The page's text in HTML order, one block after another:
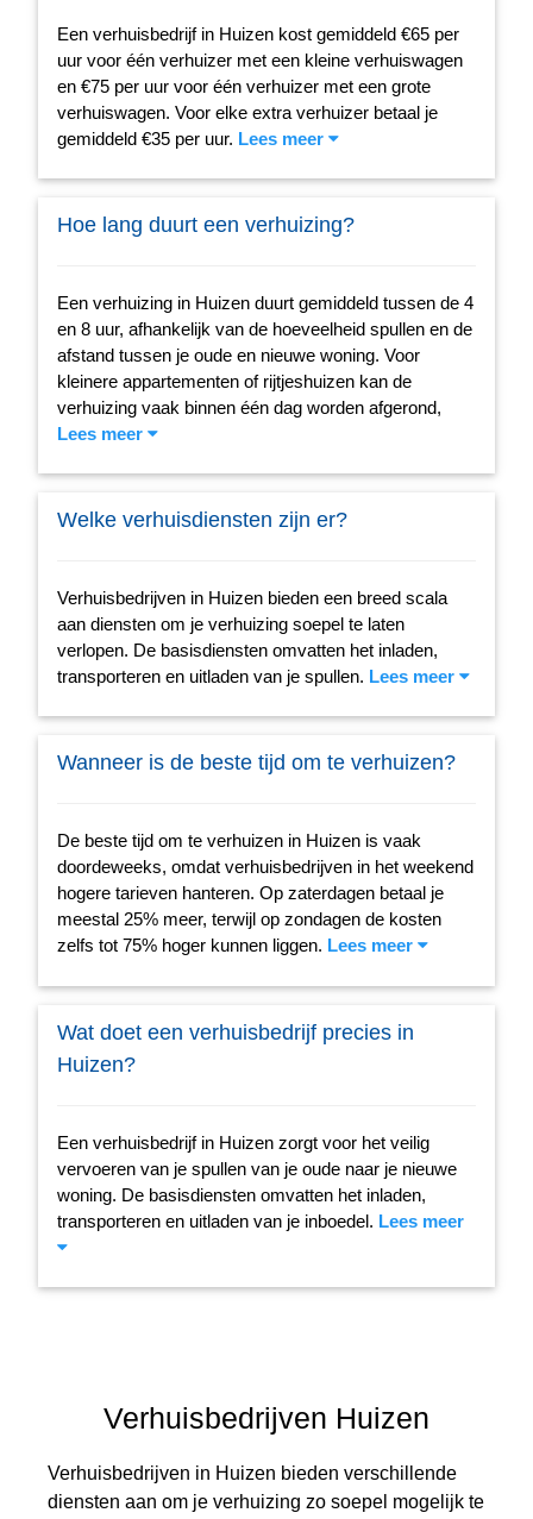
Een verhuisbedrijf in Huizen kost gemiddeld €65 per
uur voor één verhuizer met een kleine verhuiswagen
en €75 per uur voor één verhuizer met een grote
verhuiswagen. Voor elke extra verhuizer betaal je
gemiddeld €35 per uur. Lees meer
Hoe lang duurt een verhuizing?
Een verhuizing in Huizen duurt gemiddeld tussen de 4
en 8 uur, afhankelijk van de hoeveelheid spullen en de
afstand tussen je oude en nieuwe woning. Voor
kleinere appartementen of rijtjeshuizen kan de
verhuizing vaak binnen één dag worden afgerond,
Lees meer
Welke verhuisdiensten zijn er?
Verhuisbedrijven in Huizen bieden een breed scala
aan diensten om je verhuizing soepel te laten
verlopen. De basisdiensten omvatten het inladen,
transporteren en uitladen van je spullen. Lees meer
Wanneer is de beste tijd om te verhuizen?
De beste tijd om te verhuizen in Huizen is vaak
doordeweeks, omdat verhuisbedrijven in het weekend
hogere tarieven hanteren. Op zaterdagen betaal je
meestal 25% meer, terwijl op zondagen de kosten
zelfs tot 75% hoger kunnen liggen. Lees meer
Wat doet een verhuisbedrijf precies in
Huizen?
Een verhuisbedrijf in Huizen zorgt voor het veilig
vervoeren van je spullen van je oude naar je nieuwe
woning. De basisdiensten omvatten het inladen,
transporteren en uitladen van je inboedel. Lees meer
Verhuisbedrijven Huizen
Verhuisbedrijven in Huizen bieden verschillende
diensten aan om je verhuizing zo soepel mogelijk te